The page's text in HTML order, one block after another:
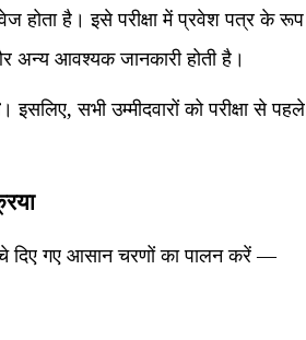
होता है। इसे परीक्षा में प्रवेश पत्र के रूप
अन्य आवश्यक जानकारी होती है।
। इसलिए, सभी उम्मीदवारों को परीक्षा से पहले
दिए गए आसान चरणों का पालन करें —